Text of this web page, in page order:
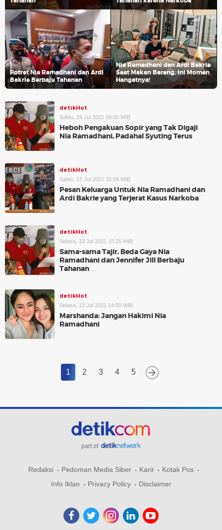
Potret Nia Ramadhani dan Ardi
Bakrie Berbaju Tahanan
Nia Ramadhani dan Ardi Bakrie
Saat Makan Bareng, Ini Momen
Hangatnya!
detikHot
Sabtu, 24 Jul 2021 09:00 WIB
Heboh Pengakuan Sopir yang Tak Digaji
Nia Ramadhani, Padahal Syuting Terus
detikHot
Sabtu, 17 Jul 2021 15:04 WIB
Pesan Keluarga Untuk Nia Ramadhani dan
Ardi Bakrie yang Terjerat Kasus Narkoba
detikHot
Selasa, 13 Jul 2021 15:25 WIB
Sama-sama Tajir, Beda Gaya Nia
Ramadhani dan Jennifer Jill Berbaju
Tahanan
detikHot
Selasa, 13 Jul 2021 14:00 WIB
Marshanda: Jangan Hakimi Nia
Ramadhani
1 2 3 4 5
part of
Redaksi Pedoman Media Siber Karir
Kotak Pos
Info Iklan
Privacy Policy Disclaimer